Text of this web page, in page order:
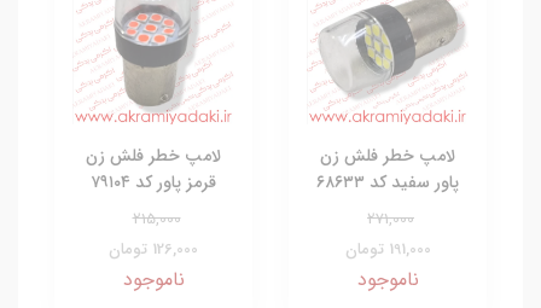
لامپ خطر فلش زن
پاور سفید کد ۶۸۶۳۳
271,000
191,000 تومان
ناموجود
لامپ خطر فلش زن
قرمز پاور کد ۷۹۱۰۴
215,000
126,000 تومان
ناموجود